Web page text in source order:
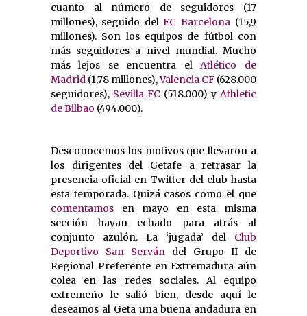
cuanto al número de seguidores (17
millones), seguido del FC Barcelona (15,9
millones). Son los equipos de fútbol con
más seguidores a nivel mundial. Mucho
más lejos se encuentra el Atlético de
Madrid (1,78 millones),Valencia CF (628.000
seguidores), Sevilla FC (518.000) y Athletic
de Bilbao (494.000).
Desconocemos los motivos que llevaron a
los dirigentes del Getafe a retrasar la
presencia oficial en Twitter del club hasta
esta temporada. Quizá casos como el que
comentamos en mayo en esta misma
sección hayan echado para atrás al
conjunto azulón. La ‘jugada’ del Club
Deportivo San Serván del Grupo II de
Regional Preferente en Extremadura aún
colea en las redes sociales. Al equipo
extremeño le salió bien, desde aquí le
deseamos al Geta una buena andadura en